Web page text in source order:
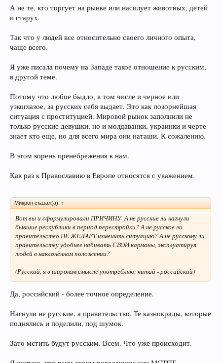
А не те, кто торгует на рынке или насилует животных, детей
и старух.
Так что у людей все относительно своего личного опыта,
чаще всего.
Я уже писала почему на Западе такое отношение к русским,
в другой теме.
Потому что любое быдло, в том числе и черное или
узкоглазое, за русских себя выдает. Это как позорнейшая
ситуация с проституцией. Мировой рынок заполнили не
только русские девушки, но и молдаванки, украинки и черте
знает кто еще, но для всего мира они наташи. К сожалению.
В этом корень пренебрежения к нам.
Как раз к Православию в Европе относятся с уважением.
Микрон сказал(а): ↑
Вот вы и сформулировали ПРИЧИНУ. А не русские ли нагнули
бывшие республики в период перестройки? А не русское ли
правительство НЕ ЖЕЛАЕТ изменить ситуацию? А не русскому ли
правительству удобнее набивать СВОИ карманы, эксплуатируя
людей в наклонённом положении?
(Русский, я в широком смысле употребляю; читай - российский)
Да, российский - более точное определение.
Нагнули не русские, а правительство. Те казнокрады, которые
поднялись и поделили, под шумок.
Зато мстить будут русским. Всем. Что уже происходит.